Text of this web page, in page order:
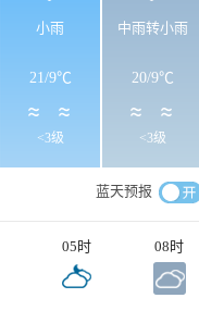
小雨
21/9℃
<3级
中雨转小雨
20/9℃
<3级
蓝天预报
05时 08时